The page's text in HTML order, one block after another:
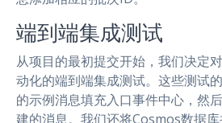
端到端集成测试
从项目的最初提交开始，我们决定
动化的端到端集成测试。这些测试
的示例消息填充入口事件中心，然
建的消息。我们还将Cosmos数据